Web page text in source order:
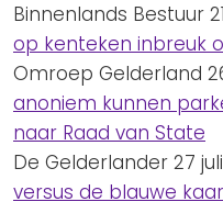
Binnenlands Bestuur
op kenteken inbreuk
Omroep Gelderland
anoniem kunnen
naar Raad van State
De Gelderlander 27
versus de blauwe